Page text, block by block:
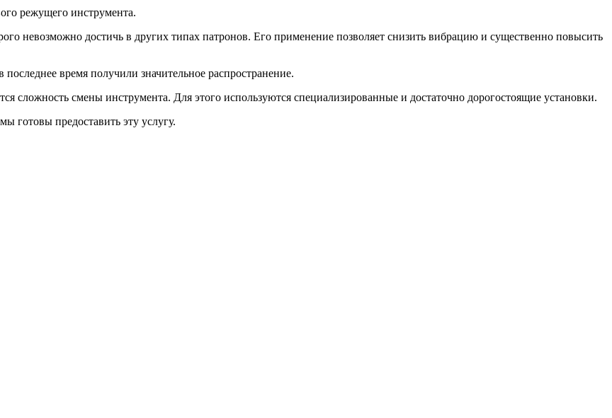
режущего инструмента.
невозможно достичь в других типах патронов. Его применение позволяет снизить вибрацию и существенно повысить
время получили значительное распространение.
сложность смены инструмента. Для этого используются специализированные и достаточно дорогостоящие установки.
готовы предоставить эту услугу.